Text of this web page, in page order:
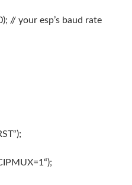
// your esp’s baud rate